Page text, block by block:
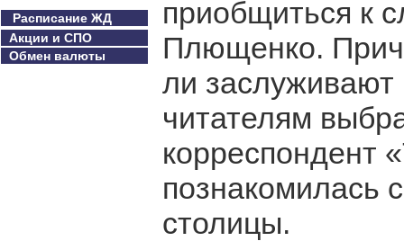
Расписание ЖД
Акции и СПО
Обмен валюты
приобщиться к
Плющенко.
ли
читателям
корреспондент
познакомилась
столицы.